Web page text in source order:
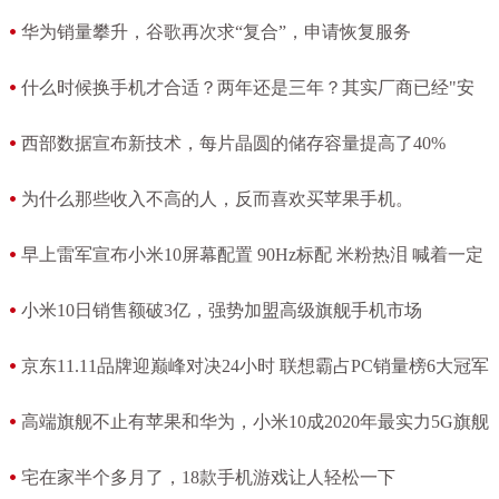
华为销量攀升，谷歌再次求“复合”，申请恢复服务
什么时候换手机才合适？两年还是三年？其实厂商已经"安
[2020-04-07 07:49:48]
西部数据宣布新技术，每片晶圆的储存容量提高了40%
为什么那些收入不高的人，反而喜欢买苹果手机。
早上雷军宣布小米10屏幕配置 90Hz标配 米粉热泪 喊着一定
[2020-04-03 12:24:48]
小米10日销售额破3亿，强势加盟高级旗舰手机市场
京东11.11品牌迎巅峰对决24小时 联想霸占PC销量榜6大冠军
高端旗舰不止有苹果和华为，小米10成2020年最实力5G旗舰
宅在家半个多月了，18款手机游戏让人轻松一下​